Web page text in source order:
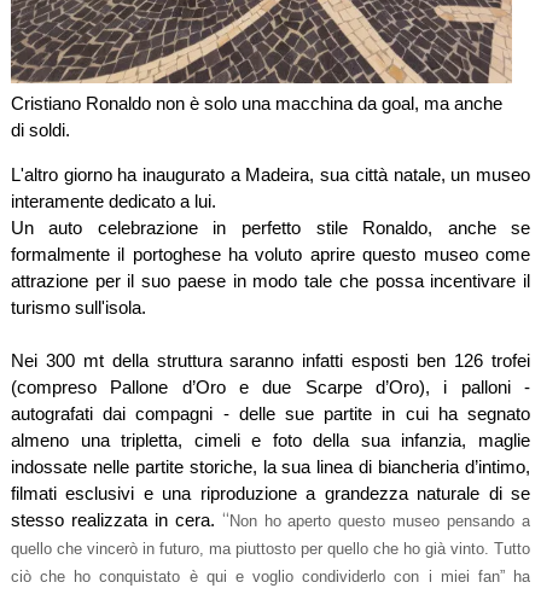
Cristiano Ronaldo non è solo una macchina da goal, ma anche
di soldi.
L'altro giorno ha inaugurato a Madeira, sua città natale, un museo
interamente dedicato a lui.
Un auto celebrazione in perfetto stile Ronaldo, anche se
formalmente il portoghese ha voluto aprire questo museo come
attrazione per il suo paese in modo tale che possa incentivare il
turismo sull'isola.
Nei 300 mt della struttura saranno infatti esposti ben 126 trofei
(compreso Pallone d’Oro e due Scarpe d’Oro), i palloni -
autografati dai compagni - delle sue partite in cui ha segnato
almeno una tripletta, cimeli e foto della sua infanzia, maglie
indossate nelle partite storiche, la sua linea di biancheria d’intimo,
filmati esclusivi e una riproduzione a grandezza naturale di se
stesso realizzata in cera. “ Non hoaperto questo museo pensando a
quello che vincerò in futuro, ma piuttosto per quello che ho già vinto. Tutto
ciò che ho conquistato è qui e voglio condividerlo con i miei fan” ha